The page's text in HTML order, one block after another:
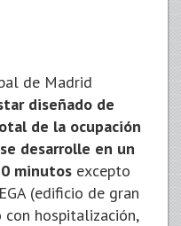
de Madrid
diseñado de
de la ocupación
desarrolle en un
minutos excepto
(edificio de gran
hospitalización,